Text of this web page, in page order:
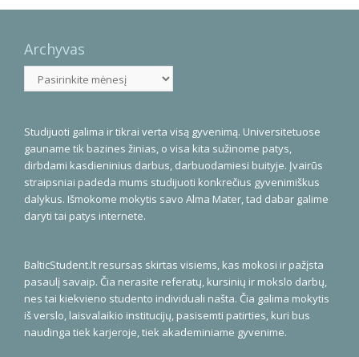
Archyvas
Archyvas
Studijuoti galima ir tikrai verta visą gyvenimą. Universitetuose
gauname tik bazines žinias, o visa kita sužinome patys,
dirbdami kasdieninius darbus, darbuodamiesi buityje. Įvairūs
straipsniai padeda mums studijuoti konkrečius gyvenimiškus
dalykus. Išmokome mokytis savo Alma Mater, tad dabar galime
daryti tai patys internete.
BalticStudent.lt resursas skirtas visiems, kas mokosi ir pažįsta
pasaulį savaip. Čia nerasite referatų, kursinių ir mokslo darbų,
nes tai kiekvieno studento individuali našta. Čia galima mokytis
iš verslo, laisvalaikio institucijų, pasisemti patirties, kuri bus
naudinga tiek karjeroje, tiek akademiniame gyvenime.